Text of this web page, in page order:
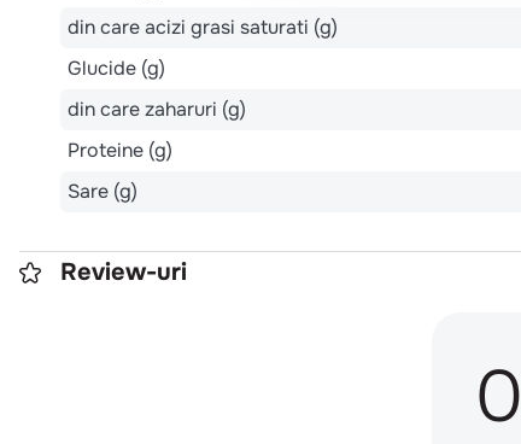
din care acizi grasi saturati (g)
Glucide (g)
din care zaharuri (g)
Proteine (g)
Sare (g)
Review-uri
0